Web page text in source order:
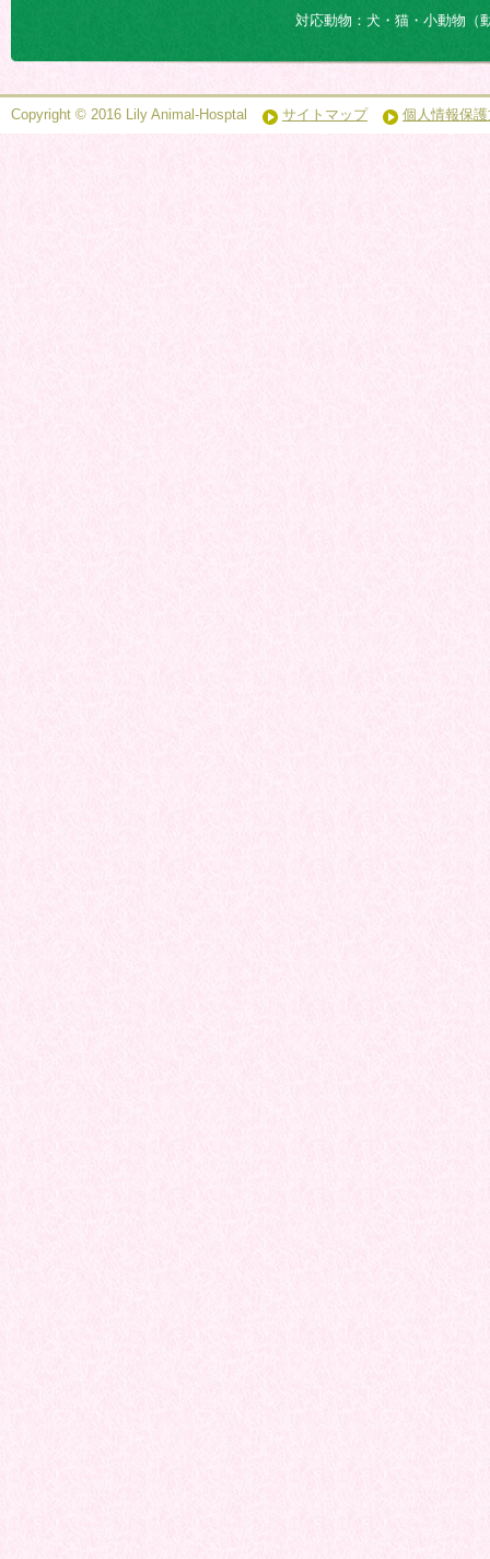
対応動物：犬・猫・小動物（
Copyright © 2016 Lily Animal-Hosptal サイトマップ 個人情報保